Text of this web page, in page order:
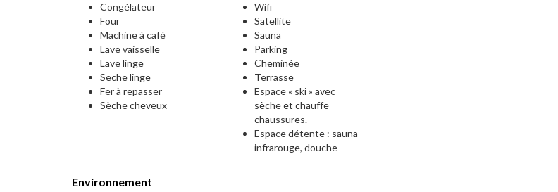
Congélateur
Four
Machine à café
Lave vaisselle
Lave linge
Seche linge
Fer à repasser
Sèche cheveux
Wifi
Satellite
Sauna
Parking
Cheminée
Terrasse
Espace « ski » avec
sèche et chauffe
chaussures.
Espace détente : sauna
infrarouge, douche
Environnement